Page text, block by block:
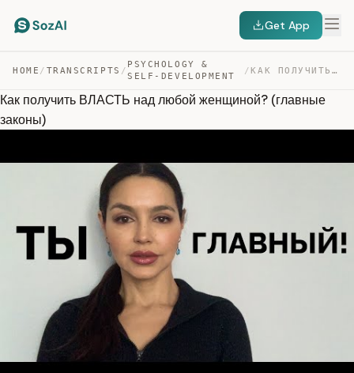
Get App
HOME / TRANSCRIPTS /
PSYCHOLOGY &
SELF-DEVELOPMENT
/ КАК ПОЛУЧИТЬ ВЛАСТЬ НАД ЛЮБОЙ ЖЕНЩИНОЙ? (ГЛАВНЫЕ ЗАКОНЫ) — TRANSCRIPT
Как получить ВЛАСТЬ над любой женщиной? (главные
законы)